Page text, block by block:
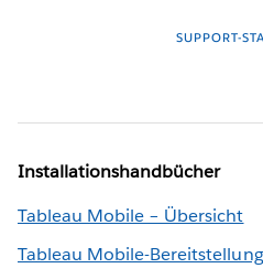
SUPPORT-
Installationshandbücher
Tableau Mobile – Übersicht
Tableau Mobile-